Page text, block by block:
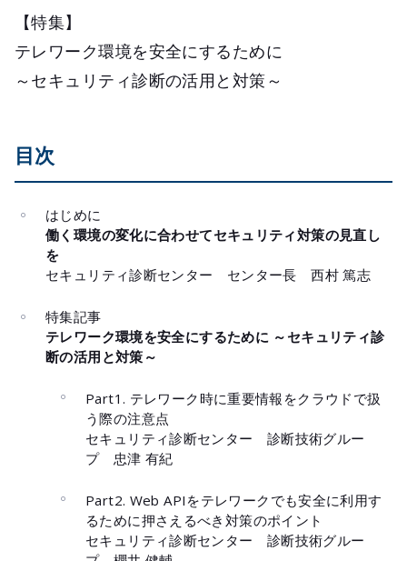
【特集】
テレワーク環境を安全にするために
～セキュリティ診断の活用と対策～
目次
はじめに
働く環境の変化に合わせてセキュリティ対策の見直し
を
セキュリティ診断センター センター長 西村 篤志
特集記事
テレワーク環境を安全にするために ～セキュリティ診
断の活用と対策～
Part1. テレワーク時に重要情報をクラウドで扱
う際の注意点
セキュリティ診断センター 診断技術グルー
プ 忠津 有紀
Part2. Web APIをテレワークでも安全に利用す
るために押さえるべき対策のポイント
セキュリティ診断センター 診断技術グルー